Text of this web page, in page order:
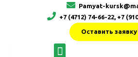
Pamyat-
+7 (4712) 74-66-22, +7
Оставить заявку